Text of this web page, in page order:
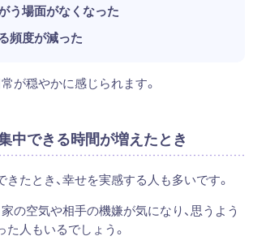
う場面がなくなった
頻度が減った
が穏やかに感じられます。
中できる時間が増えたとき
たとき、幸せを実感する人も多いです。
の空気や相手の機嫌が気になり、思うよう
人もいるでしょう。